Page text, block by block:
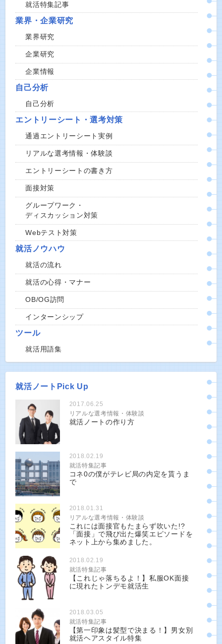
就活特集記事
業界・企業研究
業界研究
企業研究
企業情報
自己分析
自己分析
エントリーシート・選考対策
通過エントリーシート実例
リアルな選考情報・体験談
エントリーシートの書き方
面接対策
グループワーク・
ディスカッション対策
Webテスト対策
就活ノウハウ
就活の流れ
就活の心得・マナー
OB/OG訪問
インターンシップ
ツール
就活用語集
就活ノートPick Up
2017.06.25
リアルな選考情報・体験談
就活ノートの作り方
2018.02.19
就活特集記事
コネ0の僕がテレビ局の内定を貰うま
で
2018.01.31
リアルな選考情報・体験談
これには面接官もたまらず吹いた!?
「面接」で飛び出た爆笑エピソードを
ネット上から集めました。
2018.02.19
就活特集記事
【これじゃ落ちるよ！】私服OK面接
に現れたトンデモ就活生
2018.03.05
就活特集記事
【第一印象は髪型で決まる！】男女別
就活ヘアスタイル特集